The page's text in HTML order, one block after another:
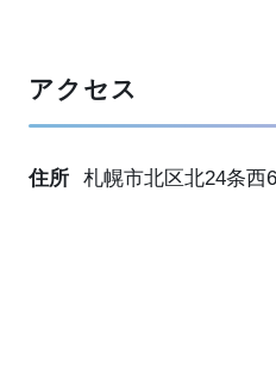
アクセス
住所 札幌市北区北24条西